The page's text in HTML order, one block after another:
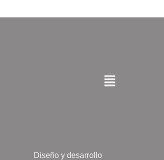
Diseño y desarrollo